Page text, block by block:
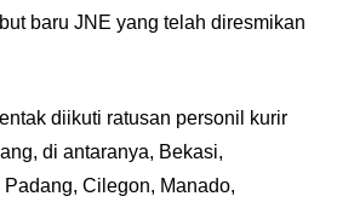
baru JNE yang telah diresmikan
diikuti ratusan personil kurir
di antaranya, Bekasi,
Cilegon, Manado,